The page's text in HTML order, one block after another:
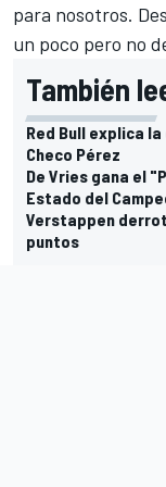
para nosotros.
un poco pero no
También
Red Bull explica
Checo Pérez
De Vries gana el
Estado del
Verstappen
puntos